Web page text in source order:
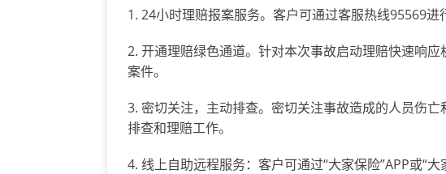
1. 24小时理赔报案服务。客户可通过客服热线95569进
2. 开通理赔绿色通道。针对本次事故启动理赔快速响
案件。
3. 密切关注，主动排查。密切关注事故造成的人员伤
排查和理赔工作。
4. 线上自助远程服务：客户可通过“大家保险”APP或“